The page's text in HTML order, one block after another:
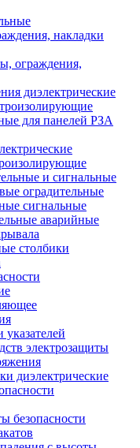
накладки
ограждения,
диэлектрические
для панелей РЗА
и сигнальные
оградительные
сигнальные
аварийные
столбики
указателей
электрозащиты
диэлектрические
безопасности